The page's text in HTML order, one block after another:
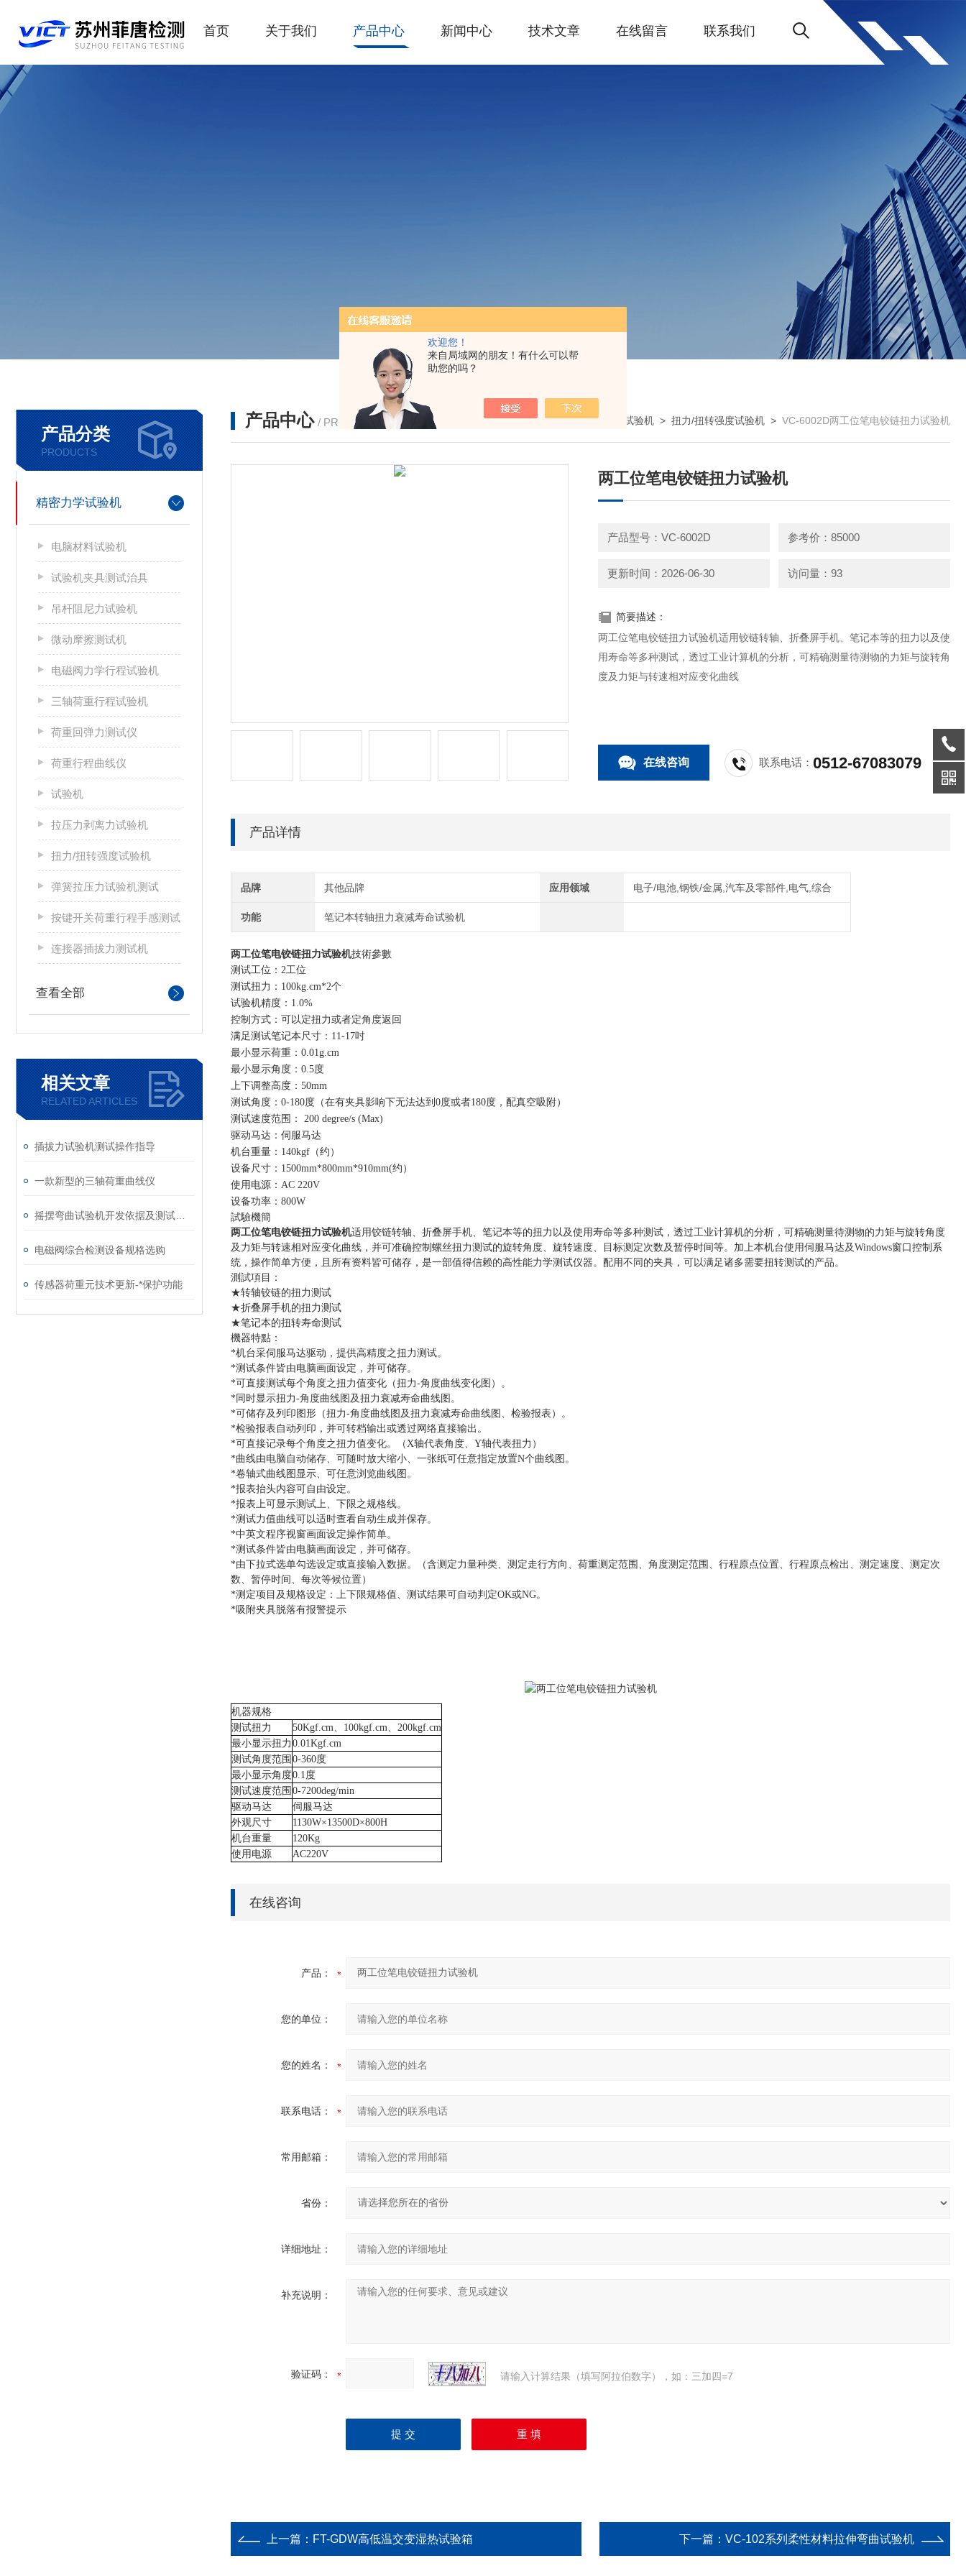
欢迎您！
来自局域网的朋友！有什么可以帮
助您的吗？
首页 关于我们 产品中心 新闻中心 技术文章 在线留言 联系我们
产品分类
PRODUCTS
精密力学试验机
电脑材料试验机
试验机夹具测试治具
吊杆阻尼力试验机
微动摩擦测试机
电磁阀力学行程试验机
三轴荷重行程试验机
荷重回弹力测试仪
荷重行程曲线仪
试验机
拉压力剥离力试验机
扭力/扭转强度试验机
弹簧拉压力试验机测试
按键开关荷重行程手感测试
连接器插拔力测试机
查看全部
相关文章
RELATED ARTICLES
插拔力试验机测试操作指导
一款新型的三轴荷重曲线仪
电磁阀综合检测设备规格选购
传感器荷重元技术更新-*保护功能
产品中心 / PRODUCTS 我的位置：首页>产品中心>精密力学试验机 > 扭力/扭转强度试验机 > VC-6002D两工位笔电铰链扭力试验机
两工位笔电铰链扭力试验机
产品型号：VC-6002D 参考价：85000
更新时间：2026-06-30 访问量：93
简要描述：
两工位笔电铰链扭力试验机适用铰链转轴、折叠屏手机、笔记本等的扭力以及使
用寿命等多种测试，透过工业计算机的分析，可精确测量待测物的力矩与旋转角
度及力矩与转速相对应变化曲线
在线咨询 联系电话：0512-67083079
产品详情
品牌 其他品牌 应用领域 电子/电池,钢铁/金属,汽车及零部件,电气,综合
功能 笔记本转轴扭力衰减寿命试验机
两工位笔电铰链扭力试验机技術參數
测试工位： 2工位
测试扭力： 100kg.cm*2个
试验机精度： 1.0%
控制方式：可以定扭力或者定角度返回
满足测试笔记本尺寸： 11-17吋
最小显示荷重 ： 0.01g.cm
最小显示角度： 0.5度
上下调整高度： 50mm
测试角度： 0-180度（在有夹具影响下无法达到0度或者180度，配真空吸附）
测试速度范围：
200 degree/s (Max)
驱动马达：伺服马达
机台重量： 140kgf （约 ）
设备尺寸： 1500mm*800mm*910mm(约）
使用电源 ： AC 220V
设备功率： 800W
試驗機簡
两工位笔电铰链扭力试验机适用铰链转轴、 折叠屏手机、笔记本等的扭力以及使用寿命等多种测试，透过工业计算机的分析，可精确测量待测物的力矩与旋转角度
及力矩与转速相对应变化曲线，并可准确控制螺丝扭力测试的旋转角度、旋转速度、目标测定次数及暂停时间等。加上本机台使用伺服马达及Windows窗口控制系
统，操作简单方便，且所有资料皆可储存，是一部值得信赖的高性能力学测试仪器。配用不同的夹具，可以满足诸多需要扭转测试的产品。
測試項目：
★转轴铰链的扭力测试
★折叠屏手机的扭力测试
★笔记本的扭转寿命测试
機器特點：
*机台采伺服马达驱动，提供高精度之扭力测试。
*测试条件皆由电脑画面设定，并可储存。
*可直接测试每个角度之扭力值变化（扭力-角度曲线变化图）。
*同时显示扭力-角度曲线图及扭力衰减寿命曲线图。
*可储存及列印图形（扭力-角度曲线图及扭力衰减寿命曲线图、检验报表）。
*检验报表自动列印，并可转档输出或透过网络直接输出。
*可直接记录每个角度之扭力值变化。（X轴代表角度、Y轴代表扭力）
*曲线由电脑自动储存、可随时放大缩小、一张纸可任意指定放置N个曲线图。
*卷轴式曲线图显示、可任意浏览曲线图。
*报表抬头内容可自由设定。
*报表上可显示测试上、下限之规格线。
*测试力值曲线可以适时查看自动生成并保存。
*中英文程序视窗画面设定操作简单。
*测试条件皆由电脑画面设定，并可储存。
*由下拉式选单勾选设定或直接输入数据。（含测定力量种类、测定走行方向、荷重测定范围、角度测定范围、行程原点位置、行程原点检出、测定速度、测定次
数、暂停时间、每次等候位置）
*测定项目及规格设定：上下限规格值、测试结果可自动判定OK或NG。
*吸附夹具脱落有报警提示
机器规格
测试扭力
50Kgf.cm、100kgf.cm、200kgf.cm
最小显示扭力 0.01Kgf.cm
测试角度范围 0-360度
最小显示角度0.1度
测试速度范围 0-7200deg/min
驱动马达
伺服马达
外观尺寸
1130W×13500D×800H
机台重量
120Kg
使用电源
AC220V
在线咨询
产品：
您的单位：
您的姓名：
联系电话：
常用邮箱：
省份：
详细地址：
补充说明：
验证码： 请输入计算结果（填写阿拉伯数字），如：三加四=7
上一篇： FT-GDW高低温交变湿热试验箱 下一篇： VC-102系列柔性材料拉伸弯曲试验机